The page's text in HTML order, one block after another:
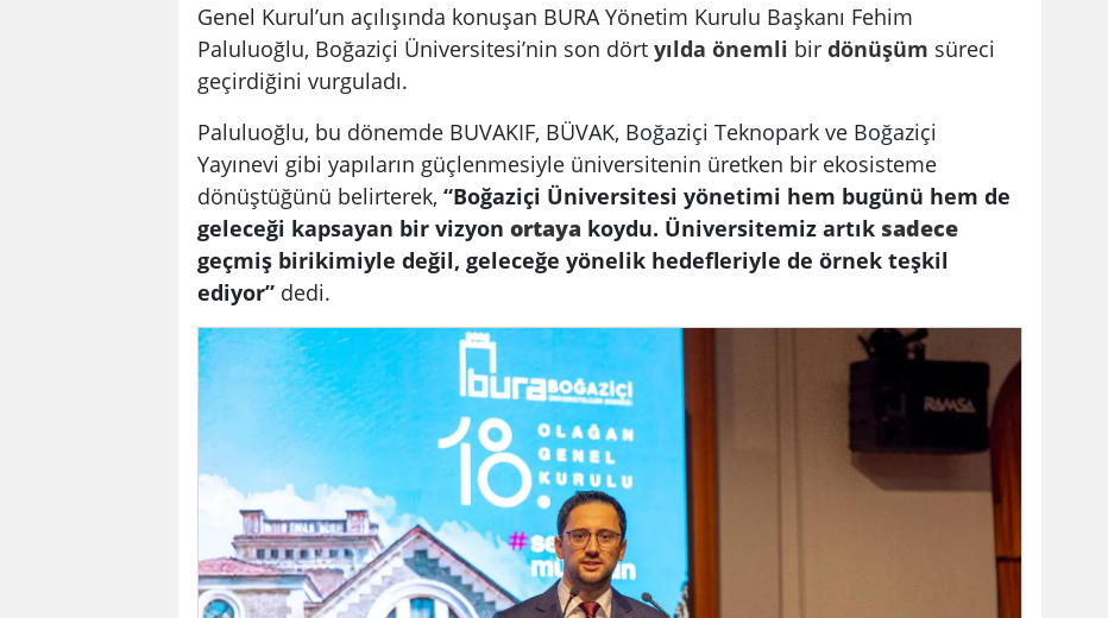
Genel Kurul’un açılışında konuşan BURA Yönetim Kurulu Başkanı Fehim
Paluluoğlu, Boğaziçi Üniversitesi’nin son dört yılda önemli bir dönüşüm süreci
geçirdiğini vurguladı.
Paluluoğlu, bu dönemde BUVAKIF, BÜVAK, Boğaziçi Teknopark ve Boğaziçi
Yayınevi gibi yapıların güçlenmesiyle üniversitenin üretken bir ekosisteme
dönüştüğünü belirterek, “Boğaziçi Üniversitesi yönetimi hem bugünü hem de
geleceği kapsayan bir vizyon ortaya koydu. Üniversitemiz artık sadece
geçmiş birikimiyle değil, geleceğe yönelik hedefleriyle de örnek teşkil
ediyor” dedi.